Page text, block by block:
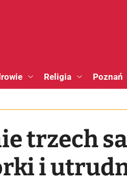
Religia Poznań
trzech
i